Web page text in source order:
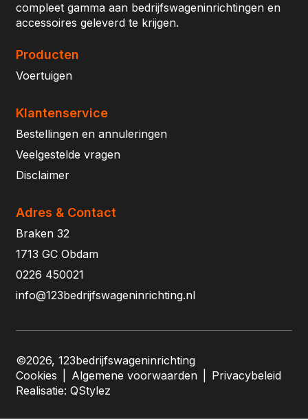
compleet gamma aan bedrijfswageninrichtingen en
accessoires geleverd te krijgen.
Producten
Voertuigen
Klantenservice
Bestellingen en annuleringen
Veelgestelde vragen
Disclaimer
Adres & Contact
Braken 32
1713 GC Obdam
0226 450021
info@123bedrijfswageninrichting.nl
©2026, 123bedrijfswageninrichting
Cookies
Algemene voorwaarden
Privacybeleid
Realisatie: QStylez